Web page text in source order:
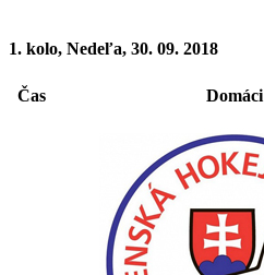
1. kolo, Nedeľa, 30. 09. 2018
Čas Domáci